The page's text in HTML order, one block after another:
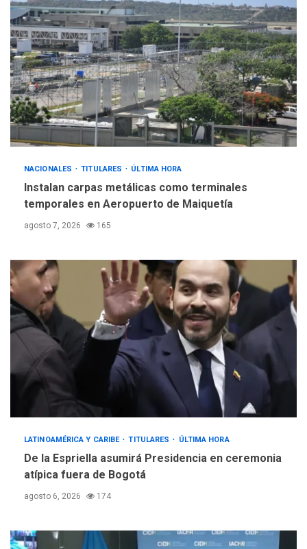
4
ÚLTIMA HORA
Gobierno y AN2015 en
nueva mesa de diálogo
INTERNACIONALES ÚLTIMA HORA
Hiroshima 81 años de la
debacle atómica. Japón
debate principios no
nucleares
NACIONALES TITULARES ÚLTIMA HORA
Instalan carpas metálicas como terminales
temporales en Aeropuerto de Maiquetía
agosto 7, 2026 165
LATINOAMÉRICA Y CARIBE TITULARES ÚLTIMA HORA
De la Espriella asumirá Presidencia en ceremonia
atípica fuera de Bogotá
agosto 6, 2026 174